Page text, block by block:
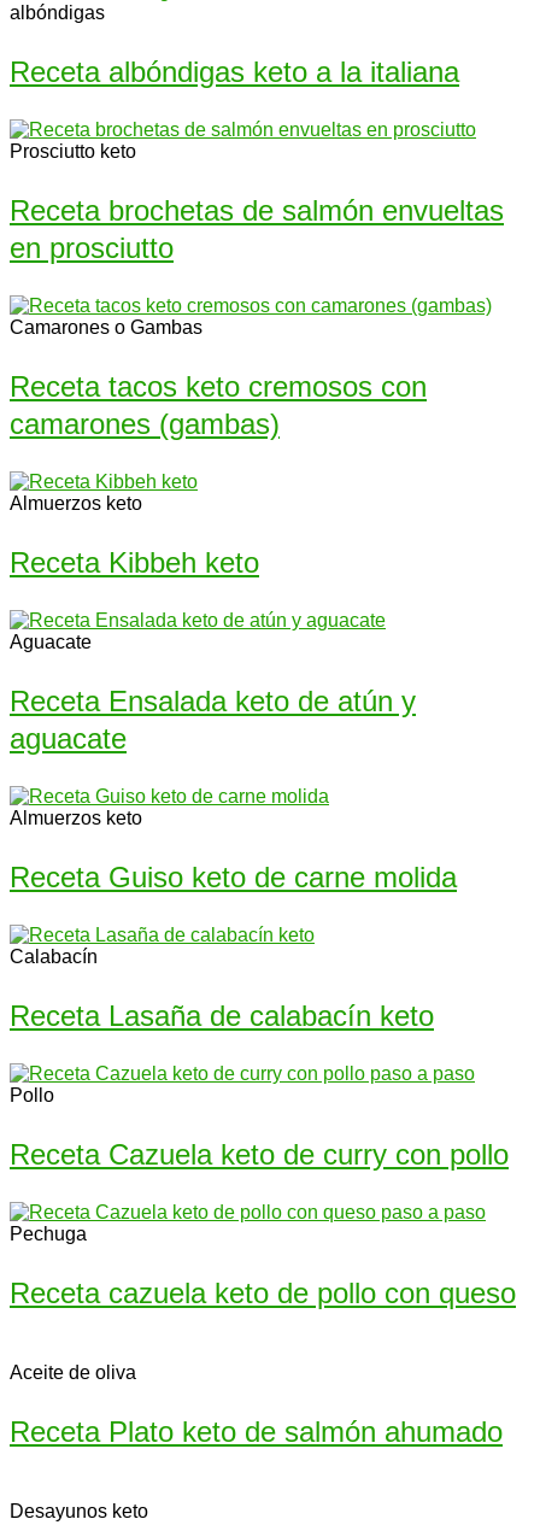
albóndigas
Receta albóndigas keto a la italiana
Prosciutto keto
Receta brochetas de salmón envueltas
en prosciutto
Camarones o Gambas
Receta tacos keto cremosos con
camarones (gambas)
Almuerzos keto
Receta Kibbeh keto
Aguacate
Receta Ensalada keto de atún y
aguacate
Almuerzos keto
Receta Guiso keto de carne molida
Calabacín
Receta Lasaña de calabacín keto
Pollo
Receta Cazuela keto de curry con pollo
Pechuga
Receta cazuela keto de pollo con queso
Aceite de oliva
Receta Plato keto de salmón ahumado
Desayunos keto